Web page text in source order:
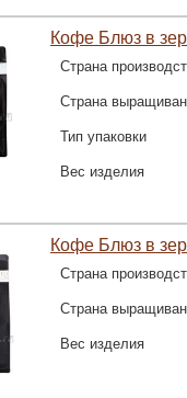
Кофе Блюз в
Страна
Страна
Тип упаковки
Вес изделия
Кофе Блюз в
Страна
Страна
Вес изделия